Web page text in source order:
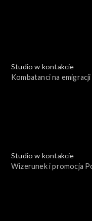
Studio w kontakcie
Kombatanci na emigracji
Studio w kontakcie
Wizerunek i promocja